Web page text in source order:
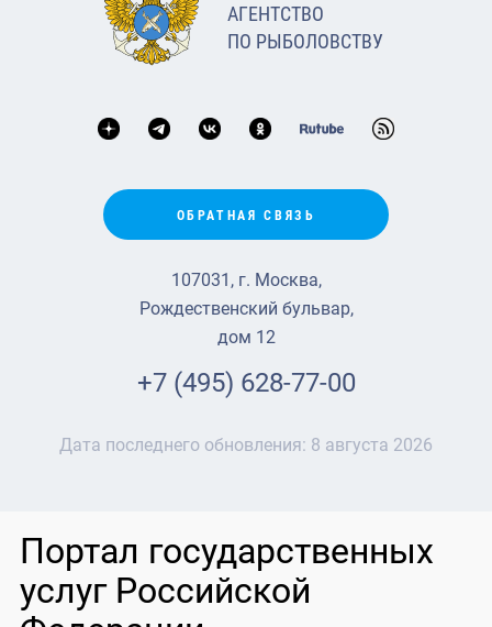
АГЕНТСТВО
ПО РЫБОЛОВСТВУ
ОБРАТНАЯ СВЯЗЬ
107031, г. Москва,
Рождественский бульвар,
дом 12
+7 (495) 628-77-00
Дата последнего обновления: 8 августа 2026
Портал государственных
услуг Российской